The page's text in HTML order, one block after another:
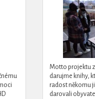
Motto projektu
darujme knihy,
radost někomu
darovali